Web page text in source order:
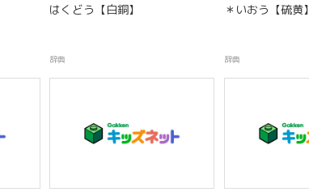
はくどう【白銅】
辞典
＊いおう【硫黄】
辞典